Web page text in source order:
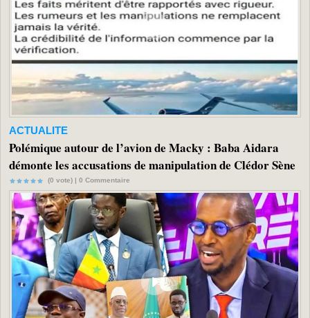
ACTUALITE
Polémique autour de l’avion de Macky : Baba Aidara
démonte les accusations de manipulation de Clédor Sène
(0 vote) | 0 Commentaire